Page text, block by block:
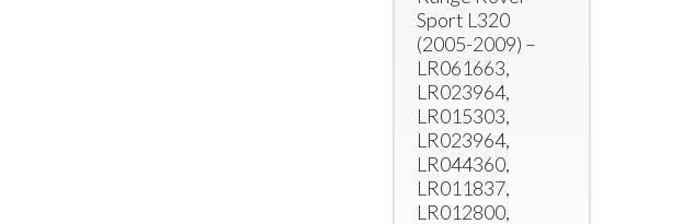
Sport L320
(2005-2009) –
LR061663,
LR023964,
LR015303,
LR023964,
LR044360,
LR011837,
LR012800,